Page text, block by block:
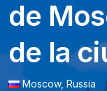
de
de la
Moscow, Russia